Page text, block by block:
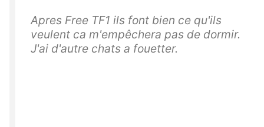
Apres Free TF1 ils font bien ce qu'ils
veulent ca m'empêchera pas de dormir.
J'ai d'autre chats a fouetter.